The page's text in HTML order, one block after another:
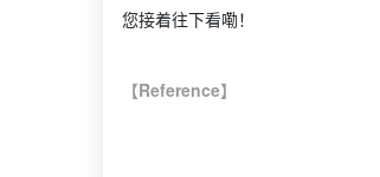
您接着往下看嘞！
【Reference】